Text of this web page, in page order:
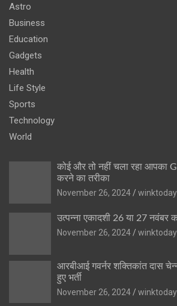
Astro
Business
Education
Gadgets
Health
Life Style
Sports
Technology
World
कोई और तो नहीं चला रहा आपका
करने का तरीका
November 26, 2024
winktoday
उत्पन्ना एकादशी 26 या 27 नवंबर
November 26, 2024
winktoday
आरबीआई गवर्नर शक्तिकांत दास
हुए भर्ती
November 26, 2024
winktoday